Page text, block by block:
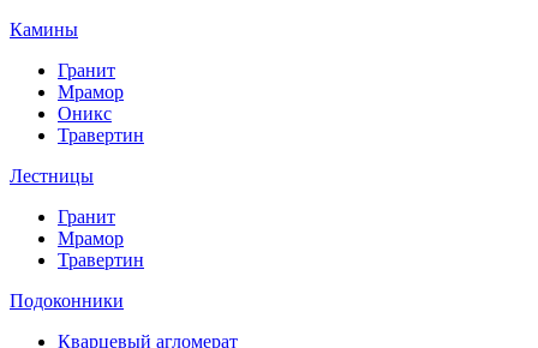
Камины
Гранит
Мрамор
Оникс
Травертин
Лестницы
Гранит
Мрамор
Травертин
Подоконники
Кварцевый агломерат